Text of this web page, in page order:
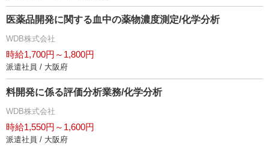
医薬品開発に関する血中の薬物濃度測定/化学分析
WDB株式会社
時給1,700円～1,800円
派遣社員 / 大阪府
料開発に係る評価分析業務/化学分析
WDB株式会社
時給1,550円～1,600円
派遣社員 / 大阪府